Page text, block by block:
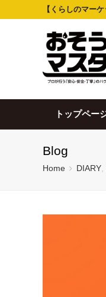
【くらしのマー
トップペー
Blog
Home DIARY